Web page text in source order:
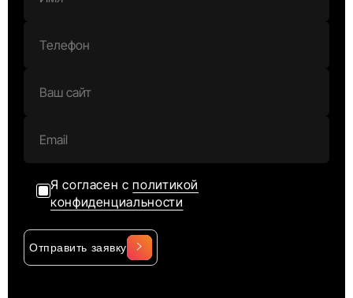
Я согласен сполитикой
конфиденциальности
Отправить заявку